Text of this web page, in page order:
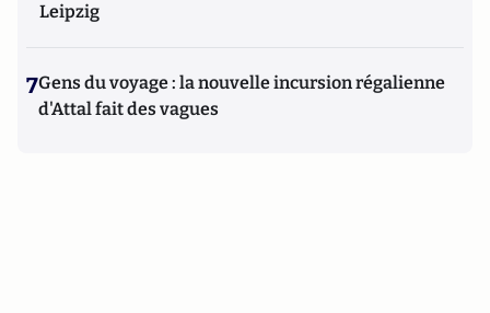
Leipzig
7Gens du voyage : la nouvelle incursion régalienne
d'Attal fait des vagues